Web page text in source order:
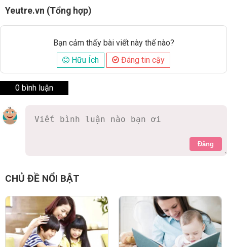
Yeutre.vn (Tổng hợp)
Bạn cảm thấy bài viết này thế nào?
Hữu Ích
Đáng tin cậy
0 bình luận
Đăng
CHỦ ĐỀ NỔI BẬT